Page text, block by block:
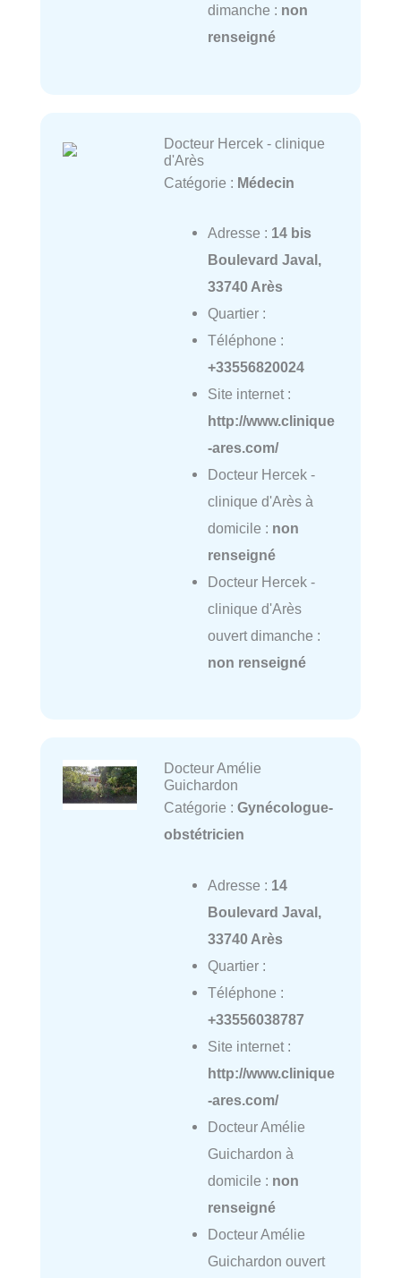
dimanche : non
renseigné
Docteur Hercek - clinique
d'Arès
Catégorie : Médecin
Adresse : 14 bis
Boulevard Javal,
33740 Arès
Quartier :
Téléphone :
+33556820024
Site internet :
http://www.clinique
-ares.com/
Docteur Hercek -
clinique d'Arès à
domicile : non
renseigné
Docteur Hercek -
clinique d'Arès
ouvert dimanche :
non renseigné
Docteur Amélie
Guichardon
Catégorie : Gynécologue-
obstétricien
Adresse : 14
Boulevard Javal,
33740 Arès
Quartier :
Téléphone :
+33556038787
Site internet :
http://www.clinique
-ares.com/
Docteur Amélie
Guichardon à
domicile : non
renseigné
Docteur Amélie
Guichardon ouvert